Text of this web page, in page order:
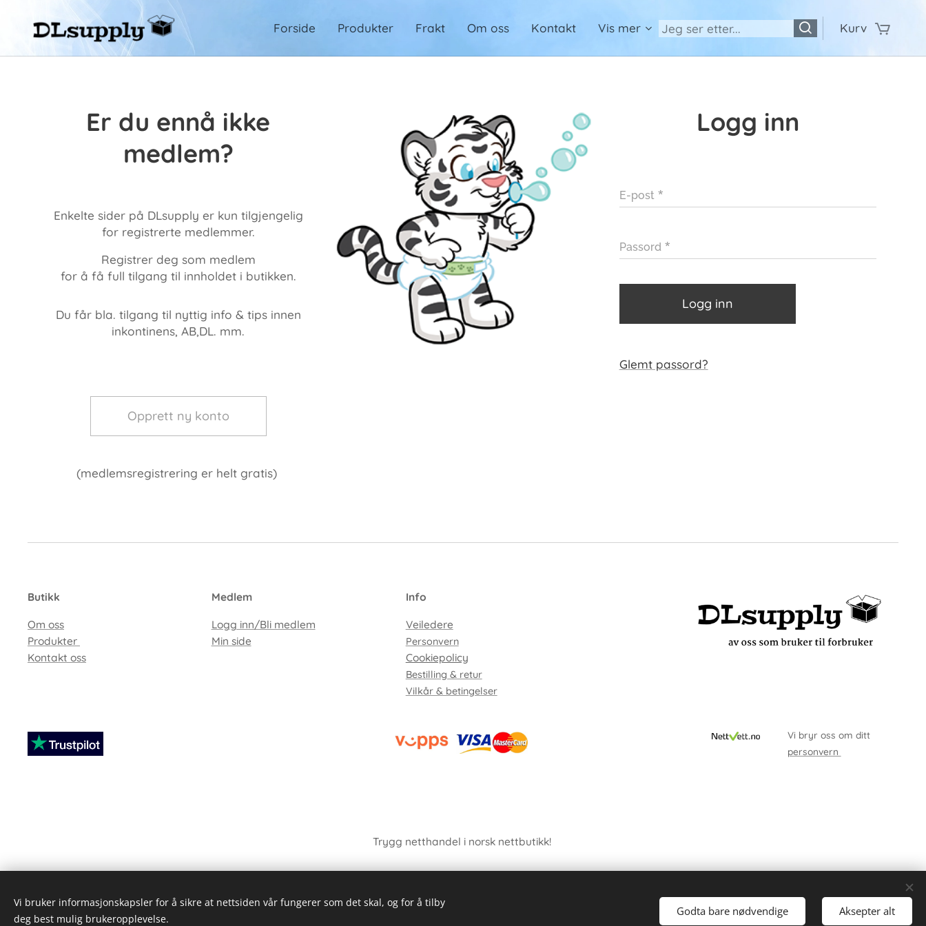
Forside Produkter Frakt Om oss Kontakt Vis mer Kurv
Er du ennå ikke
medlem?
Enkelte sider på DLsupply er kun tilgjengelig
for registrerte medlemmer.
Registrer deg som medlem
for å få full tilgang til innholdet i butikken.
Du får bla. tilgang til nyttig info & tips innen
inkontinens, AB,DL. mm.
Opprett ny konto
(medlemsregistrering er helt gratis)
Logg inn
E-post
Passord
Logg inn
Glemt passord?
Butikk
Om oss
Produkter
Kontakt oss
Medlem
Logg inn/Bli medlem
Min side
Info
Veiledere
Personvern
Cookiepolicy
Bestilling & retur
Vilkår & betingelser
Vi bryr oss om ditt
personvern
Trygg netthandel i norsk nettbutikk!
Vi bruker informasjonskapsler for å sikre at nettsiden vår fungerer som det skal, og for å tilby
deg best mulig brukeropplevelse.
Godta bare nødvendige Aksepter alt